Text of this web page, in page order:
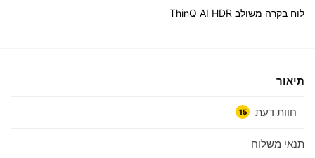
לוח בקרה משולב ThinQ AI HDR
תיאור
חוות דעת 15
תנאי משלוח